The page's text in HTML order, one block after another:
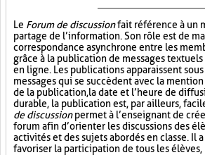
Le Forum de discussionfait référence à un
partage de l’information. Son rôle est de
correspondance asynchrone entre les
grâce à la publication de messages
en ligne. Les publications apparaissent
messages qui se succèdent avec la
de la publication, la date et l’heure de
durable, la publication est, par ailleurs,
de discussionpermet à l’enseignant de
forum afin d’orienter les discussions des
activités et des sujets abordés en classe. Il a
favoriser la participation de tous les élèves,